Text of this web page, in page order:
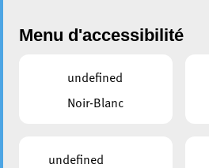
Administration
2026
Menu d'accessibilité
undefined
Noir-Blanc
undefined